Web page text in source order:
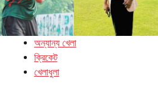
অন্যান্য খেলা
ক্রিকেট
খেলাধুলা